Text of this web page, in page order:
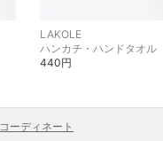
LAKOLE
ハンカチ・ハンドタオル
440円
コーディネート